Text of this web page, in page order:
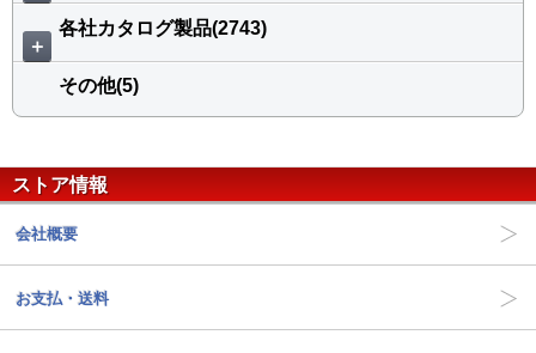
＋
各社カタログ製品(2743)
その他(5)
ストア情報
会社概要
お支払・送料